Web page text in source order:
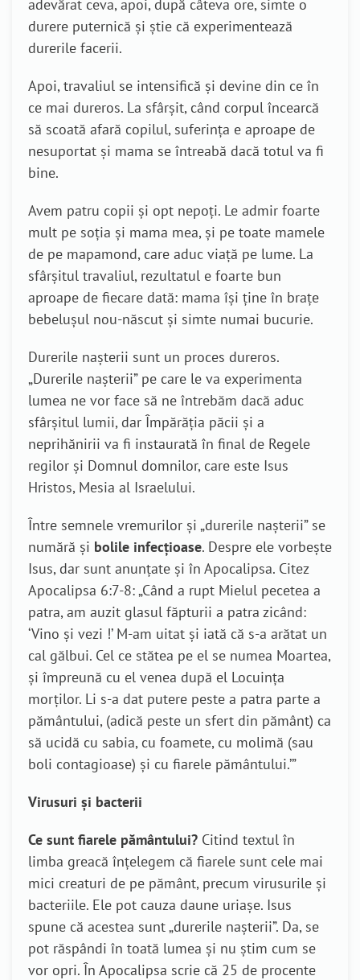
adevărat ceva, apoi, după câteva ore, simte o
durere puternică și știe că experimentează
durerile facerii.
Apoi, travaliul se intensifică și devine din ce în
ce mai dureros. La sfârșit, când corpul încearcă
să scoată afară copilul, suferința e aproape de
nesuportat și mama se întreabă dacă totul va fi
bine.
Avem patru copii și opt nepoți. Le admir foarte
mult pe soția și mama mea, și pe toate mamele
de pe mapamond, care aduc viață pe lume. La
sfârșitul travaliul, rezultatul e foarte bun
aproape de fiecare dată: mama își ține în brațe
bebelușul nou-născut și simte numai bucurie.
Durerile nașterii sunt un proces dureros.
„Durerile nașterii” pe care le va experimenta
lumea ne vor face să ne întrebăm dacă aduc
sfârșitul lumii, dar Împărăția păcii și a
neprihănirii va fi instaurată în final de Regele
regilor și Domnul domnilor, care este Isus
Hristos, Mesia al Israelului.
Între semnele vremurilor și „durerile nașterii” se
numără și bolile infecțioase. Despre ele vorbește
Isus, dar sunt anunțate și în Apocalipsa. Citez
Apocalipsa 6:7-8: „Când a rupt Mielul pecetea a
patra, am auzit glasul făpturii a patra zicând:
‘Vino şi vezi !’ M-am uitat şi iată că s-a arătat un
cal gălbui. Cel ce stătea pe el se numea Moartea,
şi împreună cu el venea după el Locuinţa
morţilor. Li s-a dat putere peste a patra parte a
pământului, (adică peste un sfert din pământ) ca
să ucidă cu sabia, cu foamete, cu molimă (sau
boli contagioase) şi cu fiarele pământului.’”
Virusuri și bacterii
Ce sunt fiarele pământului? Citind textul în
limba greacă înțelegem că fiarele sunt cele mai
mici creaturi de pe pământ, precum virusurile și
bacteriile. Ele pot cauza daune uriașe. Isus
spune că acestea sunt „durerile nașterii”. Da, se
pot răspândi în toată lumea și nu știm cum se
vor opri. În Apocalipsa scrie că 25 de procente